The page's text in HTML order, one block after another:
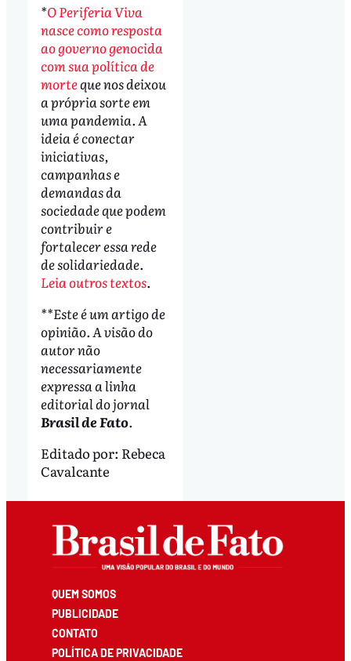
*O Periferia Viva
nasce como resposta
ao governo genocida
com sua política de
morteque nos deixou
a própria sorte em
uma pandemia. A
ideia é conectar
iniciativas,
campanhas e
demandas da
sociedade que podem
contribuir e
fortalecer essa rede
de solidariedade.
Leia outros textos.
**Este é um artigo de
opinião. A visão do
autor não
necessariamente
expressa a linha
editorial do jornal
Brasil de Fato.
Editado por: Rebeca
Cavalcante
QUEM SOMOS
PUBLICIDADE
CONTATO
POLÍTICA DE PRIVACIDADE